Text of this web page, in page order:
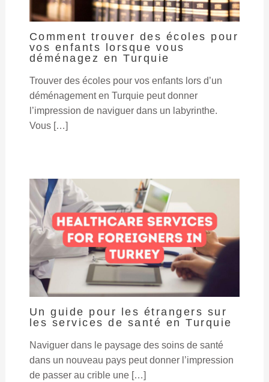
Comment trouver des écoles pour
vos enfants lorsque vous
déménagez en Turquie
Trouver des écoles pour vos enfants lors d’un
déménagement en Turquie peut donner
l’impression de naviguer dans un labyrinthe.
Vous […]
Un guide pour les étrangers sur
les services de santé en Turquie
Naviguer dans le paysage des soins de santé
dans un nouveau pays peut donner l’impression
de passer au crible une […]